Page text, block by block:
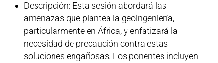
Descripción: Esta sesión abordará las
amenazas que plantea la geoingeniería,
particularmente en África, y enfatizará la
necesidad de precaución contra estas
soluciones engañosas. Los ponentes incluyen